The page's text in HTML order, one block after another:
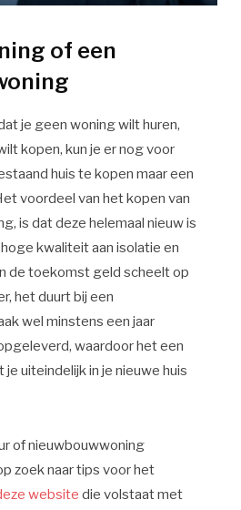
of een
je geen woning wilt huren,
kopen, kun je er nog voor
huis te kopen maar een
voordeel van het kopen van
is dat deze helemaal nieuw is
kwaliteit aan isolatie en
de toekomst geld scheelt op
het duurt bij een
wel minstens een jaar
waardoor het een
uiteindelijk in je nieuwe huis
of nieuwbouwwoning
zoek naar tips voor het
website die volstaat met